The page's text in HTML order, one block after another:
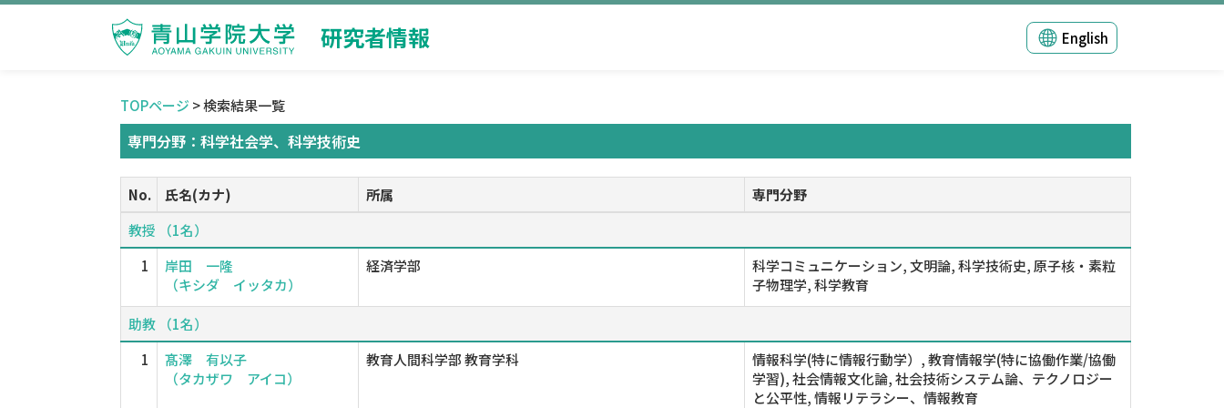
研究者情報 English
TOPページ > 検索結果一覧
専門分野：科学社会学、科学技術史
No. 氏名(カナ) 所属
専門分野
教授 （1名）
1
岸田 一隆
（キシダ イッタカ）
経済学部
科学コミュニケーション, 文明論, 科学技術史, 原子核・素粒
子物理学, 科学教育
助教 （1名）
1
髙澤 有以子
（タカザワ アイコ）
教育人間科学部 教育学科
情報科学(特に情報行動学）, 教育情報学(特に協働作業/協働
学習), 社会情報文化論, 社会技術システム論、テクノロジー
と公平性, 情報リテラシー、情報教育